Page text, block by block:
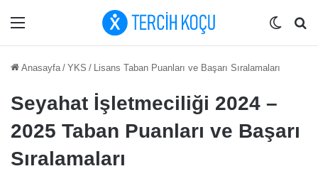
Menü Dış
Anasayfa / YKS / Lisans Taban Puanları ve Başarı Sıralamaları
Seyahat İşletmeciliği 2024 –
2025 Taban Puanları ve Başarı
Sıralamaları